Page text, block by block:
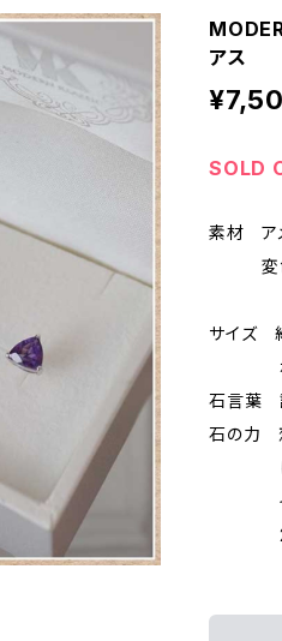
アス
SOLD
素材 ア
変色
サイズ
ポス
石言葉
石の力
け心
インス
2月